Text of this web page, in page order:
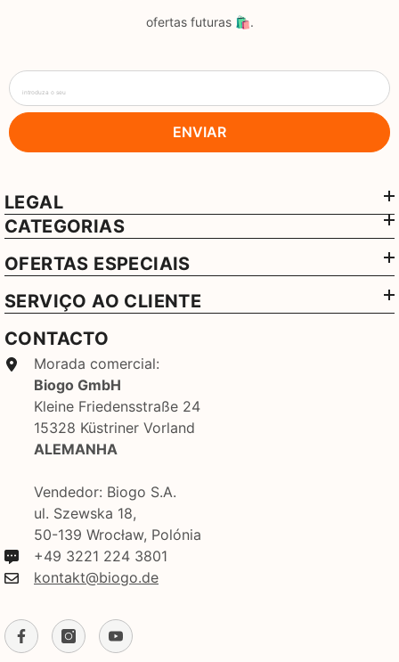
ofertas futuras 🛍️.
introduza o seu
ENVIAR
LEGAL
CATEGORIAS
OFERTAS ESPECIAIS
SERVIÇO AO CLIENTE
CONTACTO
Morada comercial:
Biogo GmbH
Kleine Friedensstraße 24
15328 Küstriner Vorland
ALEMANHA
Vendedor: Biogo S.A.
ul. Szewska 18,
50-139 Wrocław, Polónia
+49 3221 224 3801
kontakt@biogo.de